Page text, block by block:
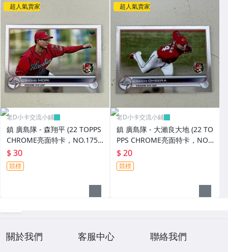
超人氣賣家
老D小卡交流小鋪
鎮 廣島隊 - 森翔平 (22 TOPPS
CHROME亮面特卡，NO.175)
RC新人卡
$ 30
競標
超人氣賣家
老D小卡交流小鋪
鎮 廣島隊 - 大瀨良大地 (22 TO
PPS CHROME亮面特卡，NO.
176)
$ 20
競標
關於我們 客服中心 聯絡我們